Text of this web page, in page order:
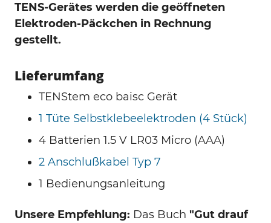
TENS-Gerätes werden die geöffneten
Elektroden-Päckchen in Rechnung
gestellt.
Lieferumfang
TENStem eco baisc Gerät
1 Tüte Selbstklebeelektroden (4 Stück)
4 Batterien 1.5 V LR03 Micro (AAA)
2 Anschlußkabel Typ 7
1 Bedienungsanleitung
Unsere Empfehlung: Das Buch "Gut drauf